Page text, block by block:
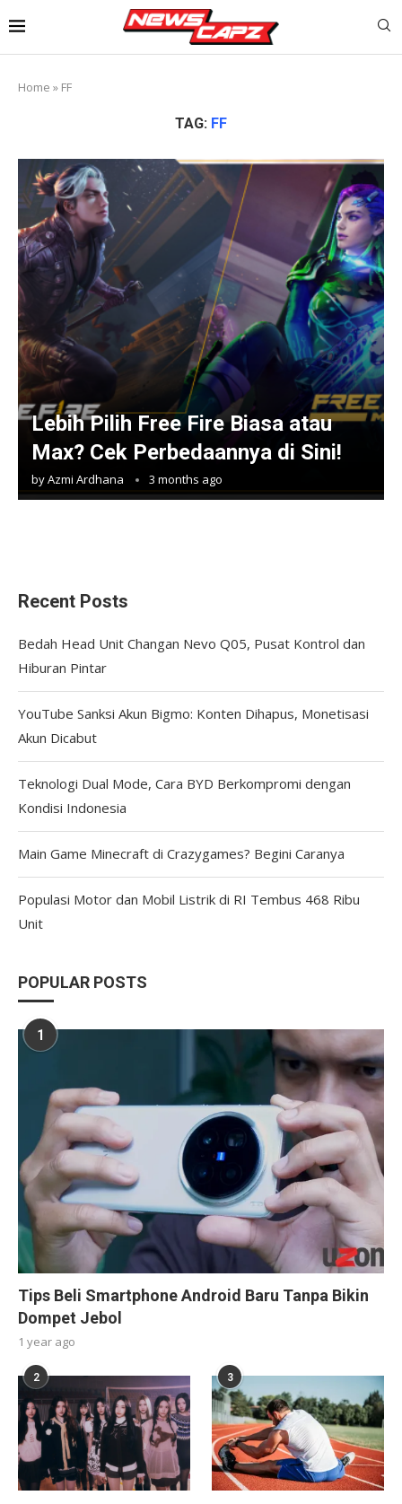
Home » FF
TAG: FF
Lebih Pilih Free Fire Biasa atau
Max? Cek Perbedaannya di Sini!
byAzmi Ardhana 3 months ago
Recent Posts
Bedah Head Unit Changan Nevo Q05, Pusat Kontrol dan
Hiburan Pintar
YouTube Sanksi Akun Bigmo: Konten Dihapus, Monetisasi
Akun Dicabut
Teknologi Dual Mode, Cara BYD Berkompromi dengan
Kondisi Indonesia
Main Game Minecraft di Crazygames? Begini Caranya
Populasi Motor dan Mobil Listrik di RI Tembus 468 Ribu
Unit
POPULAR POSTS
1
Tips Beli Smartphone Android Baru Tanpa Bikin
Dompet Jebol
1 year ago
2 3